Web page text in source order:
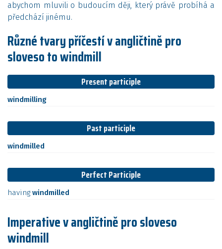
abychom mluvili o budoucím ději, který právě probíhá a
předchází jinému.
Různé tvary příčestí v angličtině pro
sloveso to windmill
Present participle
windmilling
Past participle
windmilled
Perfect Participle
having windmilled
Imperative v angličtině pro sloveso
windmill